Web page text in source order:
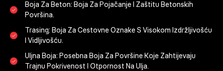
Boja Za Beton: Boja Za Pojačanje I Zaštitu Betonskih
Površina.
Trasing: Boja Za Cestovne Oznake S Visokom Izdržljivošću
I Vidljivošću.
Uljna Boja: Posebna Boja Za Površine Koje Zahtijevaju
Trajnu Pokrivenost I Otpornost Na Ulja.